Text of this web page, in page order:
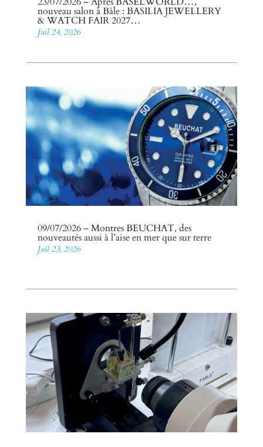
nouveau salon à Bâle : BASILIA JEWELLERY
& WATCH FAIR 2027…
Juil 24, 2026
09/07/2026 – Montres BEUCHAT, des
nouveautés aussi à l’aise en mer que sur terre
Juil 23, 2026